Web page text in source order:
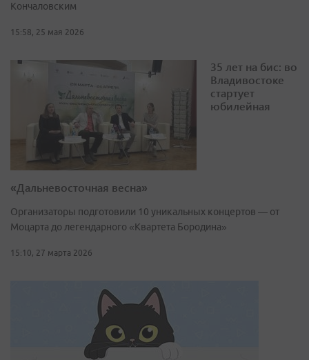
Кончаловским
15:58, 25 мая 2026
35 лет на бис: во
Владивостоке
стартует
юбилейная
«Дальневосточная весна»
Организаторы подготовили 10 уникальных концертов — от
Моцарта до легендарного «Квартета Бородина»
15:10, 27 марта 2026